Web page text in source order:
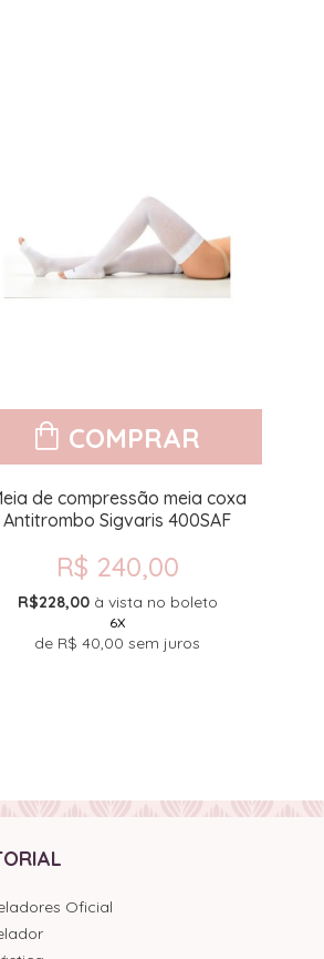
COMPRAR
de compressão meia coxa
Antitrombo Sigvaris 400SAF
R$ 240,00
R$228,00 à vista no boleto
6X
de R$ 40,00 sem juros
Oficial